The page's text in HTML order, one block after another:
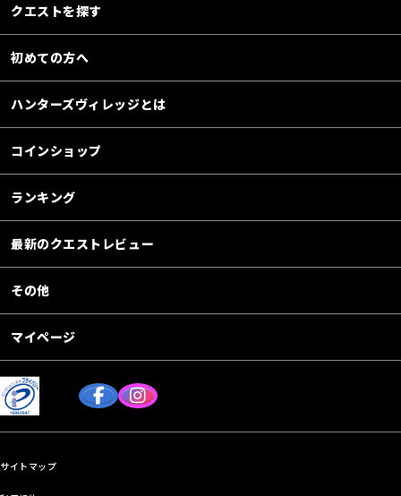
クエストを探す
初めての方へ
ハンターズヴィレッジとは
コインショップ
ランキング
最新のクエストレビュー
その他
マイページ
サイトマップ